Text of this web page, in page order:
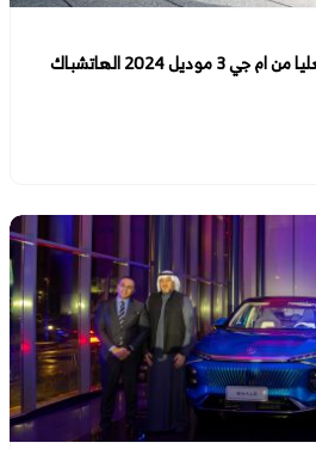
تعرف على مواصفات الفئة العليا من ام جي 3 موديل 2024 الهاتشباك